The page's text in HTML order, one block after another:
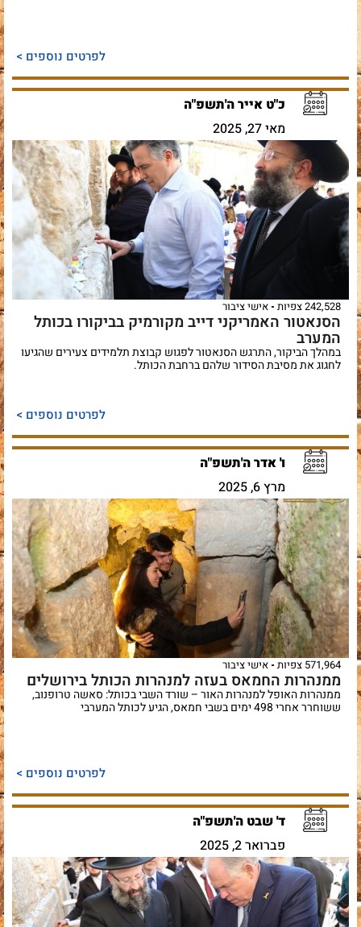
לפרטים נוספים >
כ"ט אייר ה'תשפ"ה
מאי 27, 2025
242,528 צפיות אישי ציבור
הסנאטור האמריקני דייב מקורמיק בביקורו בכותל
המערב
במהלך הביקור, התרגש הסנאטור לפגוש קבוצת תלמידים צעירים שהגיעו
לחגוג את מסיבת הסידור שלהם ברחבת הכותל.
לפרטים נוספים >
ו' אדר ה'תשפ"ה
מרץ 6, 2025
571,964 צפיות אישי ציבור
ממנהרות החמאס בעזה למנהרות הכותל בירושלים
ממנהרות האופל למנהרות האור – שורד השבי בכותל: סאשה טרופנוב,
ששוחרר אחרי 498 ימים בשבי חמאס, הגיע לכותל המערבי
לפרטים נוספים >
ד' שבט ה'תשפ"ה
פברואר 2, 2025